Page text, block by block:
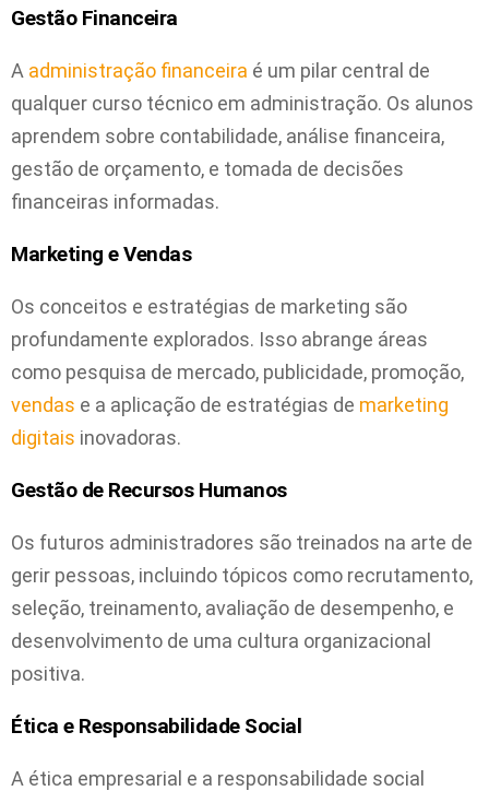
Gestão Financeira
A administração financeira é um pilar central de
qualquer curso técnico em administração. Os alunos
aprendem sobre contabilidade, análise financeira,
gestão de orçamento, e tomada de decisões
financeiras informadas.
Marketing e Vendas
Os conceitos e estratégias de marketing são
profundamente explorados. Isso abrange áreas
como pesquisa de mercado, publicidade, promoção,
vendas e a aplicação de estratégias de marketing
digitais inovadoras.
Gestão de Recursos Humanos
Os futuros administradores são treinados na arte de
gerir pessoas, incluindo tópicos como recrutamento,
seleção, treinamento, avaliação de desempenho, e
desenvolvimento de uma cultura organizacional
positiva.
Ética e Responsabilidade Social
A ética empresarial e a responsabilidade social